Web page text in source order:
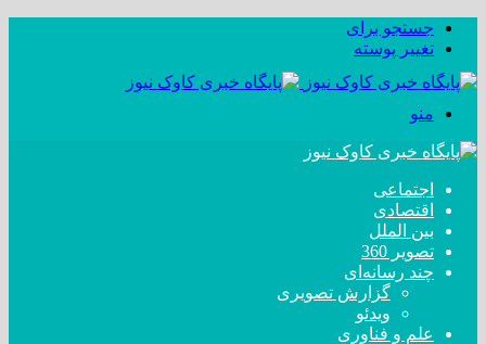
جستجو برای
تغییر پوسته
منو
اجتماعی
اقتصادی
بین الملل
تصویر 360
چند رسانه‌ای
گزارش تصویری
ویدئو
علم و فناوری